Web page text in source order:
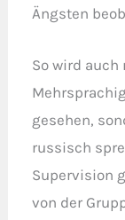
Ängsten
So wird
gesehen,
russisch
Supervision
von der